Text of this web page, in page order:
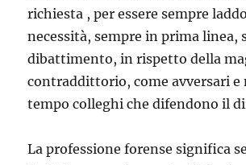
richiesta , per essere sempre
necessità, sempre in prima linea,
dibattimento, in rispetto della
contraddittorio, come avversari e
tempo colleghi che difendono il
La professione forense significa